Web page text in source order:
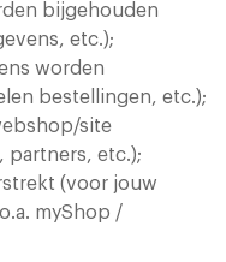
bijgehouden
etc.);
worden
bestellingen, etc.);
site
partners, etc.);
(voor jouw
myShop /